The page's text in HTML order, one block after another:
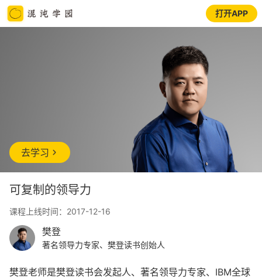
打开APP
去学习
可复制的领导力
课程上线时间：2017-12-16
樊登
著名领导力专家、樊登读书创始人
樊登老师是樊登读书会发起人、著名领导力专家、IBM全球